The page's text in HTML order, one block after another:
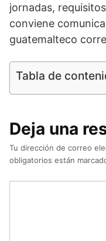
jornadas,
conviene
guatemalteco
Tabla de
Deja una
Tu dirección de correo
obligatorios están